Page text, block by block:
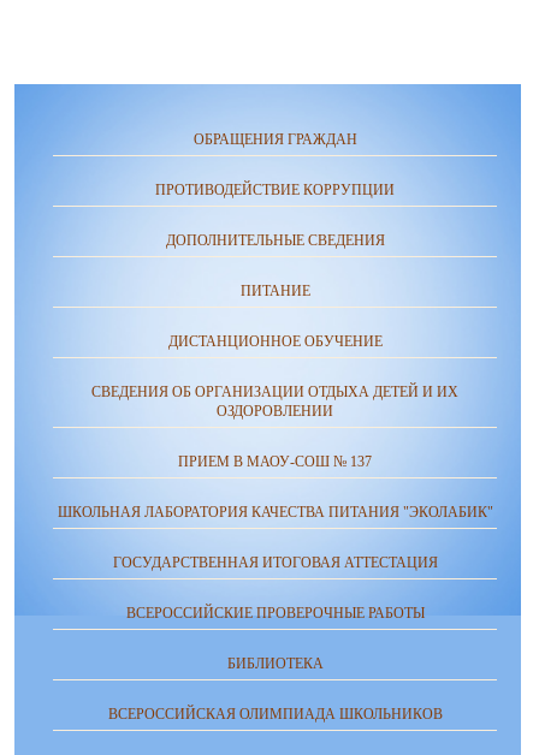
ОБРАЩЕНИЯ ГРАЖДАН
ПРОТИВОДЕЙСТВИЕ КОРРУПЦИИ
ДОПОЛНИТЕЛЬНЫЕ СВЕДЕНИЯ
ПИТАНИЕ
ДИСТАНЦИОННОЕ ОБУЧЕНИЕ
СВЕДЕНИЯ ОБ ОРГАНИЗАЦИИ ОТДЫХА ДЕТЕЙ И ИХ
ОЗДОРОВЛЕНИИ
ПРИЕМ В МАОУ-СОШ № 137
ШКОЛЬНАЯ ЛАБОРАТОРИЯ КАЧЕСТВА ПИТАНИЯ "ЭКОЛАБИК"
ГОСУДАРСТВЕННАЯ ИТОГОВАЯ АТТЕСТАЦИЯ
ВСЕРОССИЙСКИЕ ПРОВЕРОЧНЫЕ РАБОТЫ
БИБЛИОТЕКА
ВСЕРОССИЙСКАЯ ОЛИМПИАДА ШКОЛЬНИКОВ